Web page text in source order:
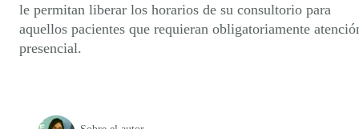
le permitan liberar los horarios de su consultorio para
aquellos pacientes que requieran obligatoriamente
presencial.